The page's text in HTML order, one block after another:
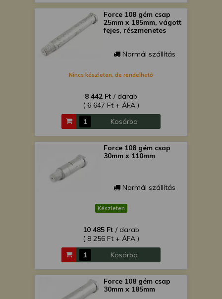
Force 108 gém csap
25mm x 185mm, vágott
fejes, részmenetes
Normál szállítás
Nincs készleten, de rendelhető
8 442 Ft / darab
( 6 647 Ft + ÁFA )
Kosárba
Force 108 gém csap
30mm x 110mm
Normál szállítás
Készleten
10 485 Ft / darab
( 8 256 Ft + ÁFA )
Kosárba
Force 108 gém csap
30mm x 185mm